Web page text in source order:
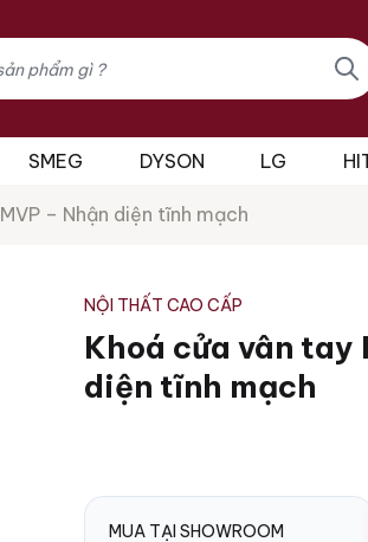
SMEG DYSON LG
– Nhận diện tĩnh mạch
NỘI THẤT CAO CẤP
Khoá cửa vân
diện tĩnh mạch
MUA TẠI SHOWROOM